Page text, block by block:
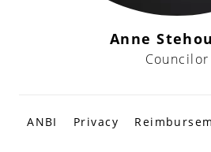
Anne
Councilor
ANBI Privacy